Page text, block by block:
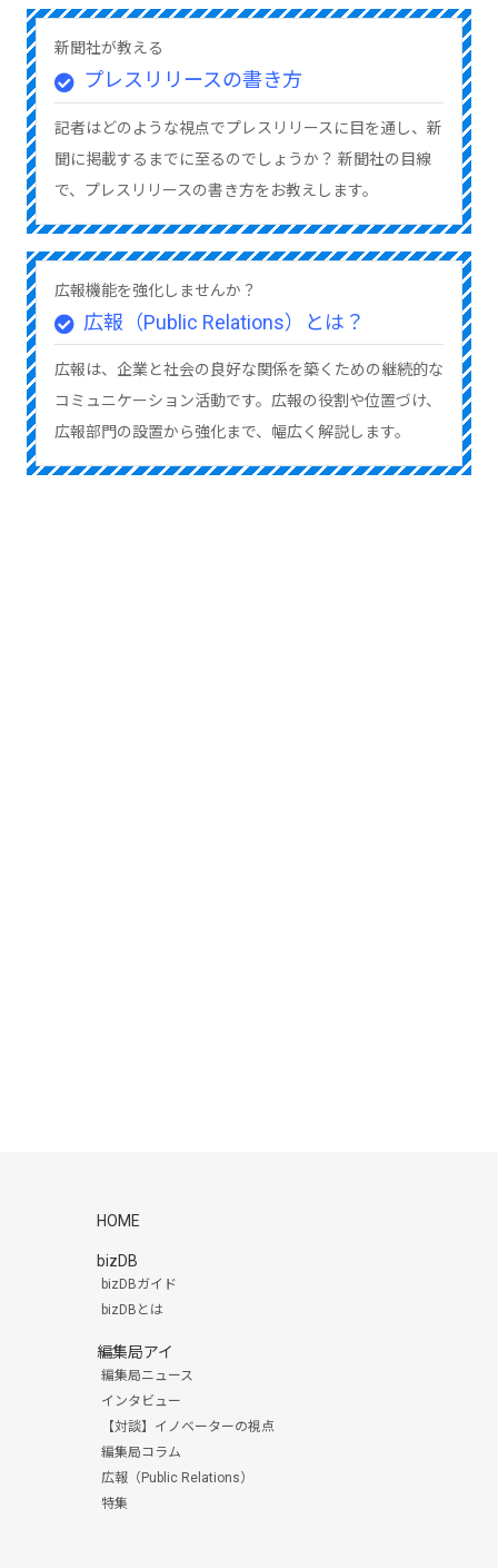
新聞社が教える
プレスリリースの書き方
記者はどのような視点でプレスリリースに目を通し、新
聞に掲載するまでに至るのでしょうか？ 新聞社の目線
で、プレスリリースの書き方をお教えします。
広報機能を強化しませんか？
広報（Public Relations）とは？
広報は、企業と社会の良好な関係を築くための継続的な
コミュニケーション活動です。広報の役割や位置づけ、
広報部門の設置から強化まで、幅広く解説します。
HOME
bizDB
bizDBガイド
bizDBとは
編集局アイ
編集局ニュース
インタビュー
【対談】イノベーターの視点
編集局コラム
広報（Public Relations）
特集